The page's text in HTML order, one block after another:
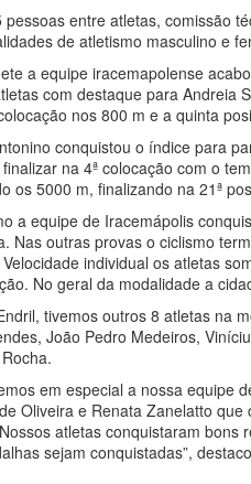
pessoas entre atletas, comissão
de atletismo masculino e
a equipe iracemapolense
com destaque para Andreia
nos 800 m e a quinta
conquistou o índice para
na 4ª colocação com o
os 5000 m, finalizando na 21ª
a equipe de Iracemápolis
Nas outras provas o ciclismo
individual os atletas
No geral da modalidade a
tivemos outros 8 atletas na
João Pedro Medeiros,
em especial a nossa equipe
Oliveira e Renata Zanelatto
atletas conquistaram bons
sejam conquistadas”,